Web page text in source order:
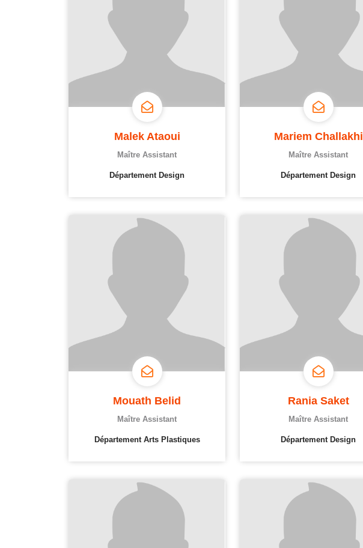
Malek Ataoui
Maître Assistant
Département Design
Mariem Challakhi
Maître Assistant
Département Design
Mouath Belid
Maître Assistant
Département Arts Plastiques
Rania Saket
Maître Assistant
Département Design